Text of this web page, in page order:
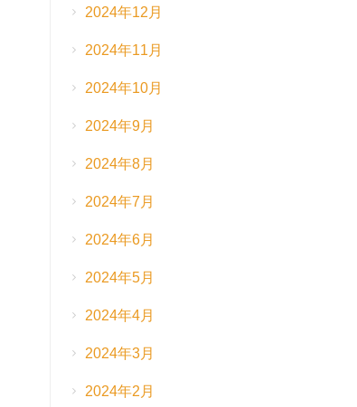
2024年12月
2024年11月
2024年10月
2024年9月
2024年8月
2024年7月
2024年6月
2024年5月
2024年4月
2024年3月
2024年2月